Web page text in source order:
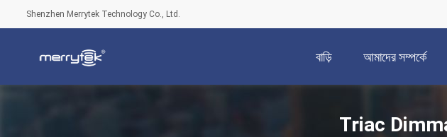
Shenzhen Merrytek Technology Co., Ltd.
বাড়ি আমাদের সম্পর্কে
Triac